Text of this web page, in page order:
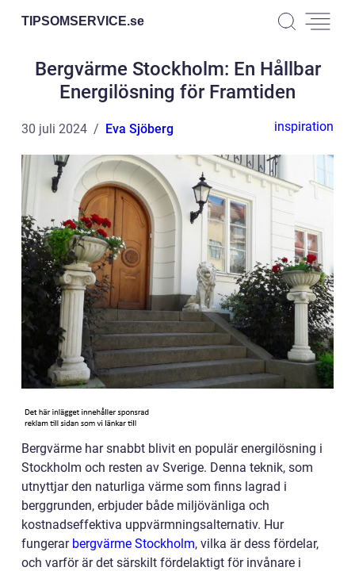
TIPSOMSERVICE.se
Bergvärme Stockholm: En Hållbar
Energilösning för Framtiden
30 juli 2024 Eva Sjöberg inspiration
Bergvärme har snabbt blivit en populär energilösning i
Stockholm och resten av Sverige. Denna teknik, som
utnyttjar den naturliga värme som finns lagrad i
berggrunden, erbjuder både miljövänliga och
kostnadseffektiva uppvärmningsalternativ. Hur
fungerar bergvärme Stockholm, vilka är dess fördelar,
och varför är det särskilt fördelaktigt för invånare i